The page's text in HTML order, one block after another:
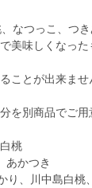
なつっこ、つき
美味しくなった
ことが出来ませ
を別商品でご
桃
あかつき
り、川中島白桃